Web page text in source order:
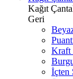
Kağıt
Geri
Kraft
İçten